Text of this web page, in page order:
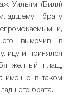
Уильям (Билл)
брату
и,
его вымочив в
и принялся
желтый плащ,
именно в таком
брата.